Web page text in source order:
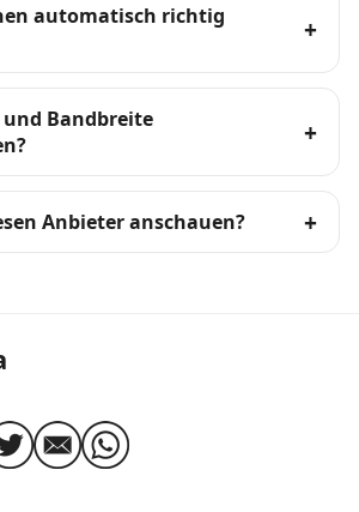
automatisch richtig
und Bandbreite
Anbieter anschauen?